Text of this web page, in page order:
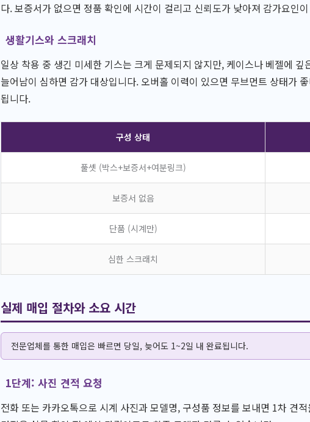
다. 보증서가 없으면 정품 확인에 시간이 걸리고 신뢰도가 낮아져 감가요인
생활기스와 스크래치
일상 착용 중 생긴 미세한 기스는 크게 문제되지 않지만, 케이스나 베젤에 깊
늘어남이 심하면 감가 대상입니다. 오버홀 이력이 있으면 무브먼트 상태가
됩니다.
구성 상태
풀셋 (박스+보증서+여분링크)
보증서 없음
단품 (시계만)
심한 스크래치
실제 매입 절차와 소요 시간
전문업체를 통한 매입은 빠르면 당일, 늦어도 1~2일 내 완료됩니다.
1단계: 사진 견적 요청
전화 또는 카카오톡으로 시계 사진과 모델명, 구성품 정보를 보내면 1차 견